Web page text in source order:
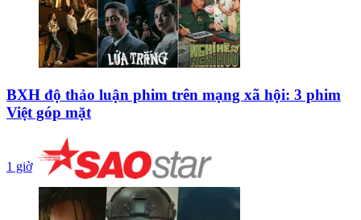
BXH độ thảo luận phim trên mạng xã hội: 3 phim
Việt góp mặt
1 giờ